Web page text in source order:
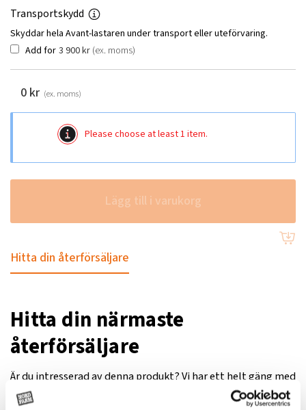
Transportskydd
Skyddar hela Avant-lastaren under transport eller uteförvaring.
Add for 3 900kr (ex. moms)
0 kr (ex. moms)
Please choose at least 1 item.
Lägg till i varukorg
Hitta din återförsäljare
Hitta din närmaste
återförsäljare
Är du intresserad av denna produkt? Vi har ett helt gäng med
engagerade återförsäljare över hela Sverige. Här kan du hitta